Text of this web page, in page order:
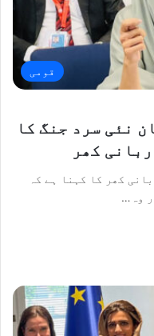
قومی
نئی سرد جنگ کا
کھر
کھر کا کہنا ہے کہ
وہ…